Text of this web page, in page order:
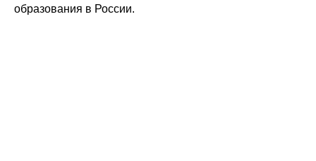
образования в России.